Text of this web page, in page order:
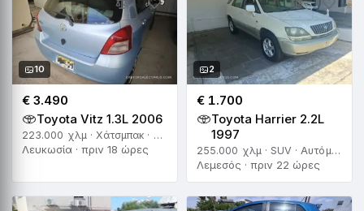
10
€ 3.490
Toyota Vitz 1.3L 2006
223.000 χλμ · Χάτσμπακ · Αυτόματο
Λευκωσία · πριν 18 ώρες
2
€ 1.700
Toyota Harrier 2.2L
1997
255.000 χλμ · SUV · Αυτόματο
Λεμεσός · πριν 22 ώρες